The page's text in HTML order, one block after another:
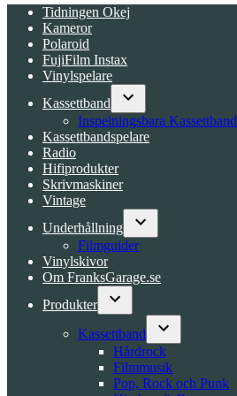
Tidningen Okej
Kameror
Polaroid
FujiFilm Instax
Vinylspelare
Kassettband
Open
dropdown
menu
Inspelningsbara Kassettband
Kassettbandspelare
Radio
Hifiprodukter
Skrivmaskiner
Vintage
Underhållning
Open
Filmguider
Vinylskivor
Om FranksGarage.se
Produkter
Open
dropdown
menu
Kassettband
Open
dropdown
menu
Hårdrock
Filmmusik
Pop, Rock och Punk